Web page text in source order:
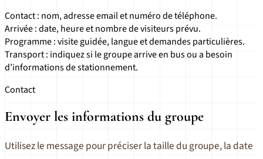
Contact : nom, adresse email et numéro de téléphone.
Arrivée : date, heure et nombre de visiteurs prévu.
Programme : visite guidée, langue et demandes particulières.
Transport : indiquez si le groupe arrive en bus ou a besoin
d’informations de stationnement.
Contact
Envoyer les informations du groupe
Utilisez le message pour préciser la taille du groupe, la date